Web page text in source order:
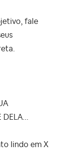
fale
lindo em X